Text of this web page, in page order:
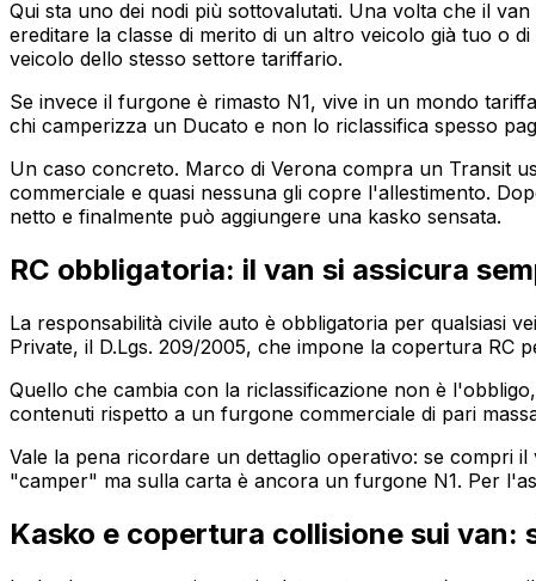
Qui sta uno dei nodi più sottovalutati. Una volta che il
ereditare la classe di merito di un altro veicolo già tuo o
veicolo dello stesso settore tariffario.
Se invece il furgone è rimasto N1, vive in un mondo
chi camperizza un Ducato e non lo riclassifica spesso
Un caso concreto. Marco di Verona compra un Transit
commerciale e quasi nessuna gli copre l'allestimento.
netto e finalmente può aggiungere una kasko sensata.
RC obbligatoria: il van si assicura
La responsabilità civile auto è obbligatoria per qualsiasi
Private, il D.Lgs. 209/2005, che impone la copertura
Quello che cambia con la riclassificazione non è
contenuti rispetto a un furgone commerciale di pari
Vale la pena ricordare un dettaglio operativo: se compri
"camper" ma sulla carta è ancora un furgone N1. Per
Kasko e copertura collisione sui van: